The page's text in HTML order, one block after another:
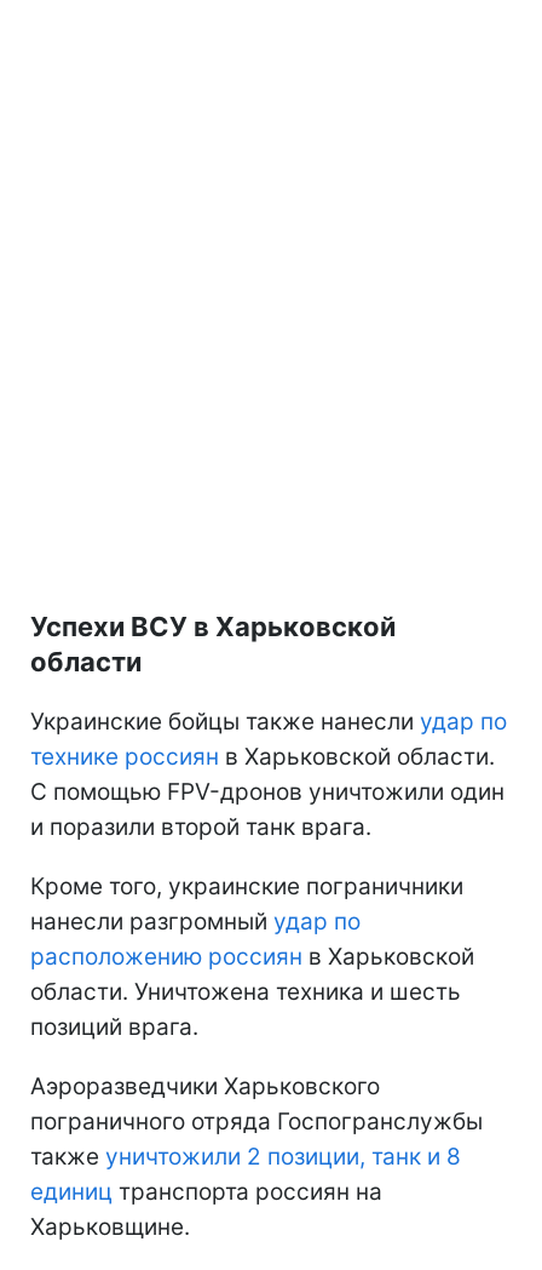
Успехи ВСУ в Харьковской
области
Украинские бойцы также нанесли удар по
технике россиян в Харьковской области.
С помощью FPV-дронов уничтожили один
и поразили второй танк врага.
Кроме того, украинские пограничники
нанесли разгромный удар по
расположению россиян в Харьковской
области. Уничтожена техника и шесть
позиций врага.
Аэроразведчики Харьковского
пограничного отряда Госпогранслужбы
также уничтожили 2 позиции, танк и 8
единиц транспорта россиян на
Харьковщине.